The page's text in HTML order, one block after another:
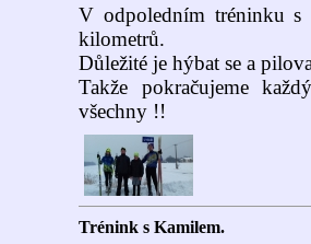
V odpoledním tréninku s
kilometrů.
Důležité je hýbat se a
Takže pokračujeme
všechny !!
Trénink s Kamilem.